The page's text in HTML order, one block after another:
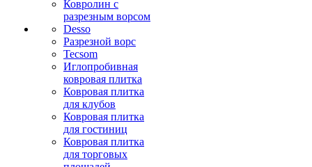
Ковролин с
разрезным ворсом
Desso
Разрезной ворс
Tecsom
Иглопробивная
ковровая плитка
Ковровая плитка
для клубов
Ковровая плитка
для гостиниц
Ковровая плитка
для торговых